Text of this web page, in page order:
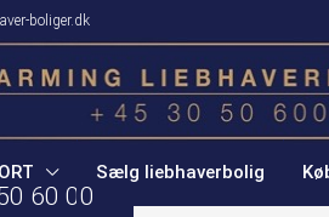
boliger.dk
60 00
Sælg liebhaverbolig